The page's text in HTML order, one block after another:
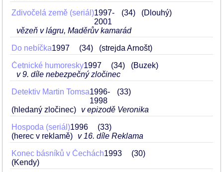
Zdivočelá země (seriál)1997-
2001
34 (Dlouhý)
vězeň v lágru, Maděrův kamarád
Do nebíčka1997 34 (strejda Arnošt)
Četnické humoresky1997 34
(Buzek)
v 9. díle nebezpečný zločinec
Detektiv Martin Tomsa1996-
1998
33
(hledaný zločinec) v epizodě Veronika
Hospoda (seriál)1996
33
(herec v reklamě)
v 16. díle Reklama
Konec básníků v Čechách1993
30
(Kendy)